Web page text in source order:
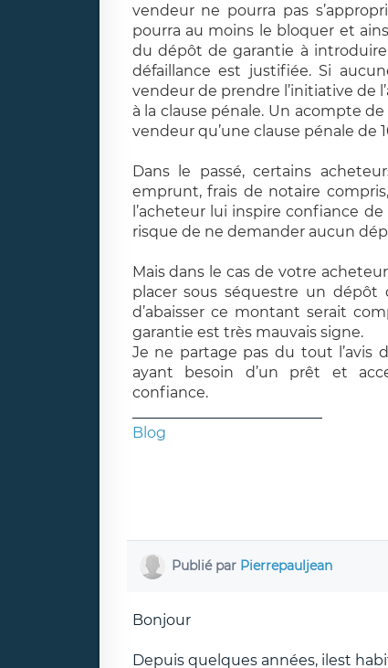
vendeur ne pourra pas
pourra au moins le bloquer et
du dépôt de garantie à
défaillance est justifiée. Si
vendeur de prendre l’initiative de
à la clause pénale. Un acompte
vendeur qu’une clause pénale de
Dans le passé, certains
emprunt, frais de notaire
l’acheteur lui inspire confiance
risque de ne demander aucun
Mais dans le cas de votre
placer sous séquestre un
d’abaisser ce montant serait
garantie est très mauvais signe.
Je ne partage pas du tout l’avis
ayant besoin d’un prêt et
confiance.
Blog
Publié par Pierrepauljean
Bonjour
Depuis quelques années, ilest